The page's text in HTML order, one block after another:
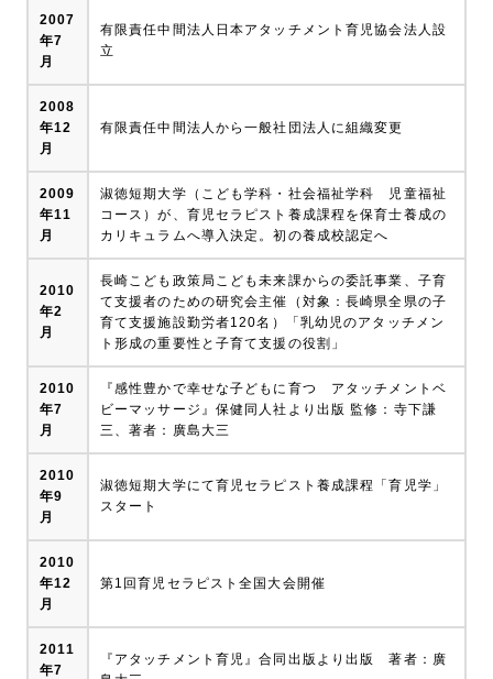
2007
年7
月
有限責任中間法人日本アタッチメント育児協会法人設
立
2008
年12
月
有限責任中間法人から一般社団法人に組織変更
2009
年11
月
淑徳短期大学（こども学科・社会福祉学科 児童福祉
コース）が、育児セラピスト養成課程を保育士養成の
カリキュラムへ導入決定。初の養成校認定へ
2010
年2
月
長崎こども政策局こども未来課からの委託事業、子育
て支援者のための研究会主催（対象：長崎県全県の子
育て支援施設勤労者120名）「乳幼児のアタッチメン
ト形成の重要性と子育て支援の役割」
2010
年7
月
『感性豊かで幸せな子どもに育つ アタッチメントベ
ビーマッサージ』保健同人社より出版 監修：寺下謙
三、著者：廣島大三
2010
年9
月
淑徳短期大学にて育児セラピスト養成課程「育児学」
スタート
2010
年12
月
第1回育児セラピスト全国大会開催
2011
年7
『アタッチメント育児』合同出版より出版 著者：廣